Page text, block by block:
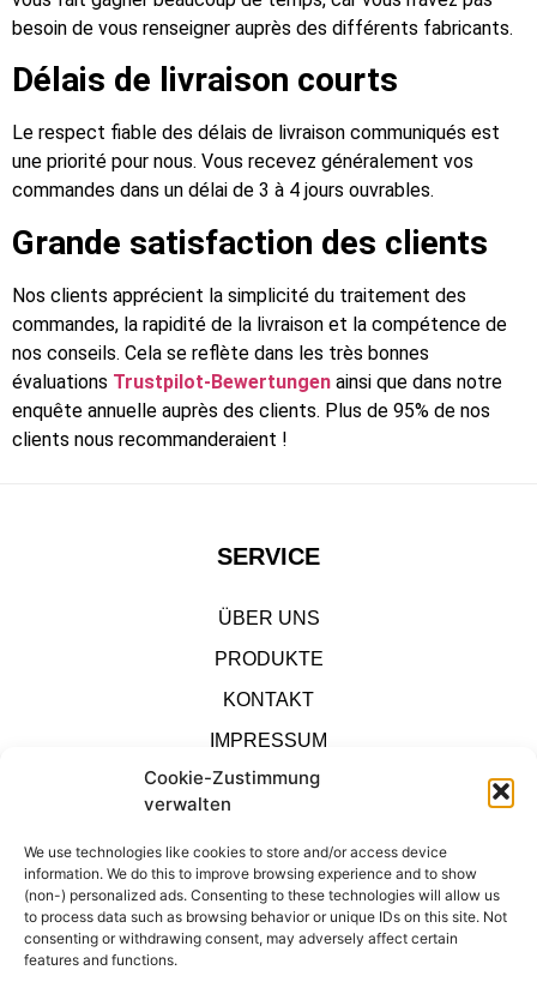
Cookie-Zustimmung
verwalten
We use technologies like cookies to store and/or access device
information. We do this to improve browsing experience and to show
(non-) personalized ads. Consenting to these technologies will allow us
to process data such as browsing behavior or unique IDs on this site. Not
consenting or withdrawing consent, may adversely affect certain
features and functions.
besoin de vous renseigner auprès des différents fabricants.
Délais de livraison courts
Le respect fiable des délais de livraison communiqués est
une priorité pour nous. Vous recevez généralement vos
commandes dans un délai de 3 à 4 jours ouvrables.
Grande satisfaction des clients
Nos clients apprécient la simplicité du traitement des
commandes, la rapidité de la livraison et la compétence de
nos conseils. Cela se reflète dans les très bonnes
évaluations Trustpilot-Bewertungen ainsi que dans notre
enquête annuelle auprès des clients. Plus de 95% de nos
clients nous recommanderaient !
SERVICE
ÜBER UNS
PRODUKTE
KONTAKT
IMPRESSUM
SHOP
DATENSCHUTZ
KONTAKT